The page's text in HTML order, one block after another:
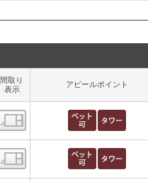
間取り
表示
アピールポイント
間取り表示
間取り表示